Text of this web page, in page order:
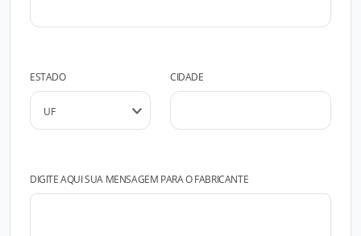
ESTADO CIDADE
DIGITE AQUI SUA MENSAGEM PARA O FABRICANTE